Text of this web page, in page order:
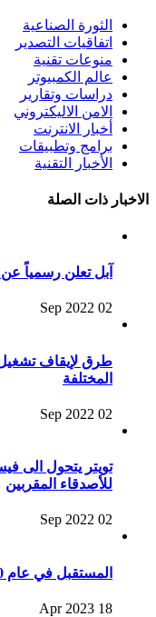
الثورة الصناعية
اتفاقيات التصدير
منوعات تقنية
عالم الكمبيوتر
دراسات وتقارير
الامن الاليكتروني
أخبار الانترنت
برامج وتطبيقات
الأخبار التقنية
الاخبار ذات الصلة
آبل تعلن رسمياً عن iPad Pro بمعالج M2
02 Sep 2022
المختلفة
02 Sep 2022
للأصدقاء المقربين
02 Sep 2022
المستقبل في عام 2030 - ثورة التكنولوجيا الحقيقية
18 Apr 2023